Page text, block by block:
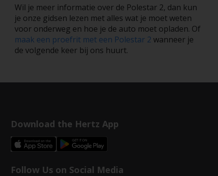
Wil je meer informatie over de Polestar 2, dan kun
je onze gidsen lezen met alles wat je moet weten
voor onderweg en hoe je de auto moet opladen. Of
maak een proefrit met een Polestar 2 wanneer je
de volgende keer bij ons huurt.
Download the Hertz App
Follow Us on Social Media